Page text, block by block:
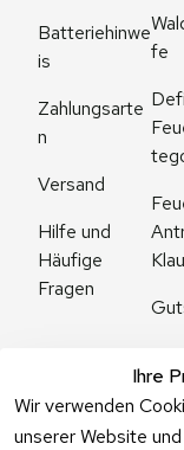
Ihre
Wir verwenden
unserer Website
Batteriehinwe
is
Zahlungsarte
n
Versand
Hilfe und
Häufige
Fragen
fe